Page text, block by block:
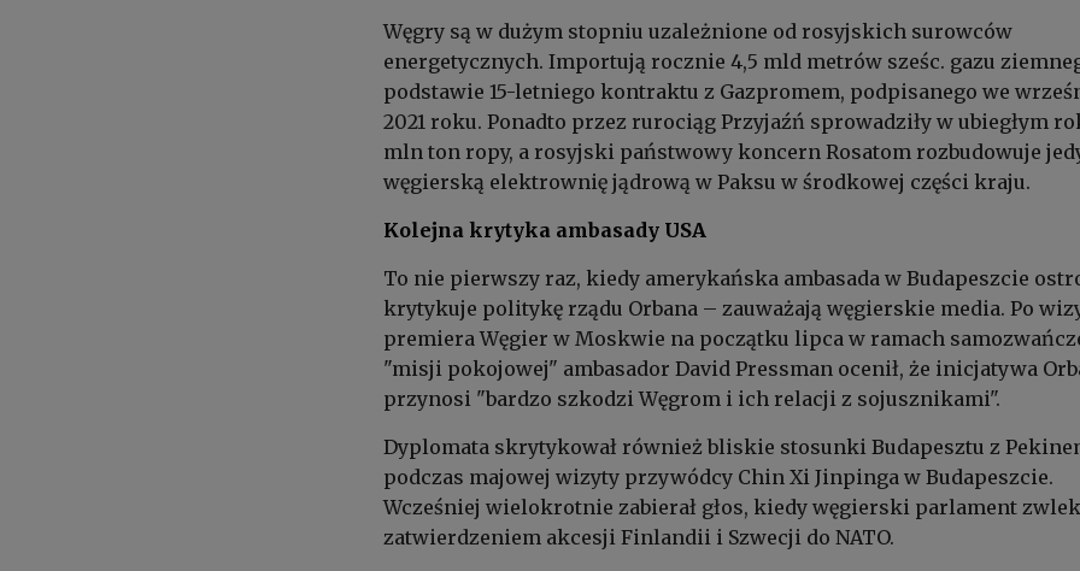
Węgry są w dużym stopniu uzależnione od rosyjskich surowców
energetycznych. Importują rocznie 4,5 mld metrów sześc. gazu
podstawie 15-letniego kontraktu z Gazpromem, podpisanego we
2021 roku. Ponadto przez rurociąg Przyjaźń sprowadziły w ubiegłym
mln ton ropy, a rosyjski państwowy koncern Rosatom rozbudowuje
węgierską elektrownię jądrową w Paksu w środkowej części kraju.
Kolejna krytyka ambasady USA
To nie pierwszy raz, kiedy amerykańska ambasada w Budapeszcie
krytykuje politykę rządu Orbana – zauważają węgierskie media. Po
premiera Węgier w Moskwie na początku lipca w ramach
"misji pokojowej" ambasador David Pressman ocenił, że inicjatywa
przynosi "bardzo szkodzi Węgrom i ich relacji z sojusznikami".
Dyplomata skrytykował również bliskie stosunki Budapesztu z
podczas majowej wizyty przywódcy Chin Xi Jinpinga w Budapeszcie.
Wcześniej wielokrotnie zabierał głos, kiedy węgierski parlament
zatwierdzeniem akcesji Finlandii i Szwecji do NATO.